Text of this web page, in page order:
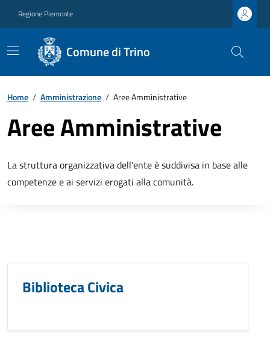
Regione Piemonte
Comune di Trino
Home / Amministrazione / Aree Amministrative
Aree Amministrative
La struttura organizzativa dell'ente è suddivisa in base alle
competenze e ai servizi erogati alla comunità.
Biblioteca Civica